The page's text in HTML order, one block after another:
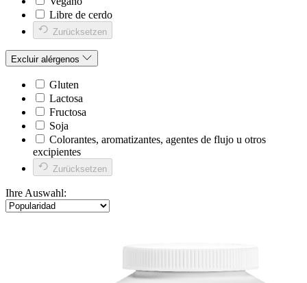
Libre de cerdo
Zurücksetzen
Excluir alérgenos
Gluten
Lactosa
Fructosa
Soja
Colorantes, aromatizantes, agentes de flujo u otros
excipientes
Zurücksetzen
Ihre Auswahl: